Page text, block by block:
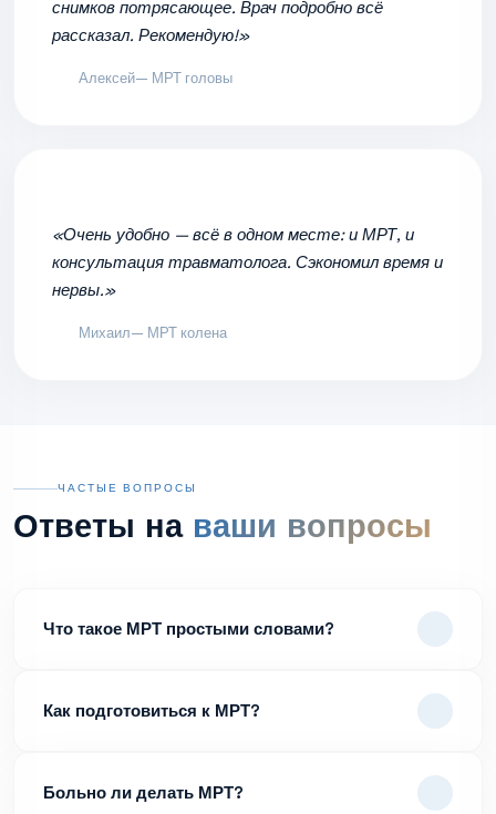
снимков потрясающее. Врач подробно всё
рассказал. Рекомендую!»
Алексей— МРТ головы
«Очень удобно — всё в одном месте: и МРТ, и
консультация травматолога. Сэкономил время и
нервы.»
Михаил— МРТ колена
ЧАСТЫЕ ВОПРОСЫ
Ответы на ваши вопросы
Что такое МРТ простыми словами?
Как подготовиться к МРТ?
Больно ли делать МРТ?